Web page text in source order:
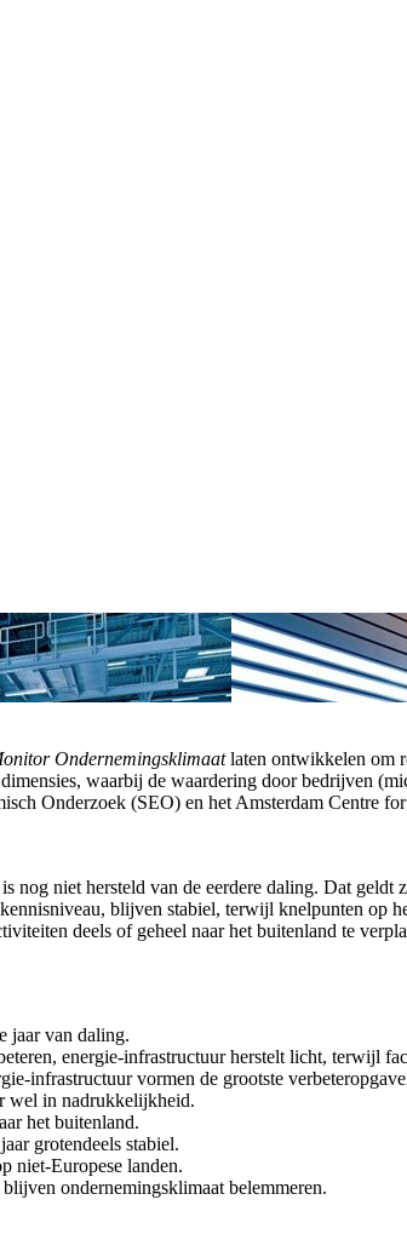
Ondernemingsklimaatlaten ontwikkelen om
waarbij de waardering door bedrijven
Onderzoek (SEO) en het Amsterdam
nog niet hersteld van de eerdere daling. Dat
blijven stabiel, terwijl knelpunten op
deels of geheel naar het buitenland te
jaar van daling.
energie-infrastructuur herstelt licht, terwijl
infrastructuur vormen de grootste
wel in nadrukkelijkheid.
het buitenland.
grotendeels stabiel.
niet-Europese landen.
ondernemingsklimaat belemmeren.